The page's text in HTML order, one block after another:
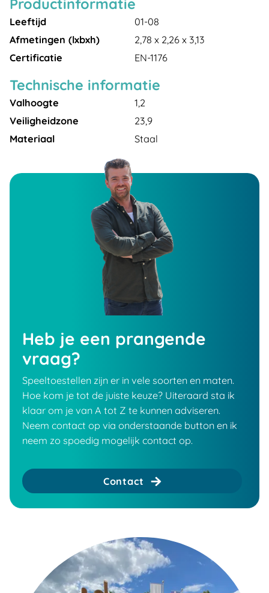
Productinformatie
Leeftijd
01-08
Afmetingen (lxbxh)
2,78 x 2,26 x 3,13
Certificatie
EN-1176
Technische informatie
Valhoogte
1,2
Veiligheidzone
23,9
Materiaal
Staal
Heb je een prangende
vraag?
Speeltoestellen zijn er in vele soorten en maten.
Hoe kom je tot de juiste keuze? Uiteraard sta ik
klaar om je van A tot Z te kunnen adviseren.
Neem contact op via onderstaande button en ik
neem zo spoedig mogelijk contact op.
Contact